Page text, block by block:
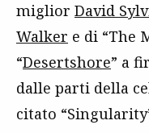
miglior David
Walker e di “The
“Desertshore” a
dalle parti della
citato